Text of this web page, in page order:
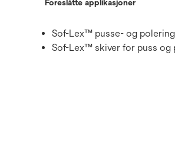
Foreslåtte applikasjoner
Sof-Lex™ pusse- og
Sof-Lex™ skiver for puss og